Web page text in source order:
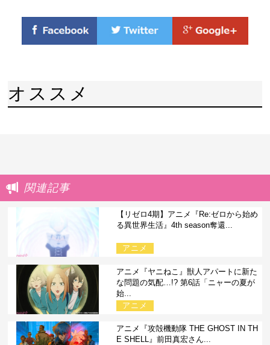
オススメ
関連記事
【リゼロ4期】アニメ『Re:ゼロから始め
る異世界生活』4th season奪還...
アニメ
アニメ『ヤニねこ』獣人アパートに新た
な問題の気配…!? 第6話「ニャーの夏が
始...
アニメ
アニメ『攻殻機動隊 THE GHOST IN TH
E SHELL』前田真宏さん...